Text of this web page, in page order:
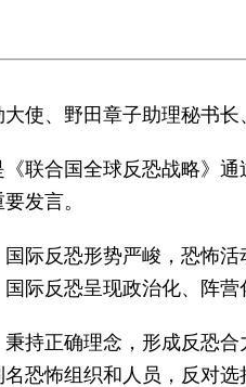
大使、野田章子助理秘书长
《联合国全球反恐战略》
发言。
国际反恐形势严峻，恐怖
际反恐呈现政治化、阵
秉持正确理念，形成反恐
恐怖组织和人员，反对